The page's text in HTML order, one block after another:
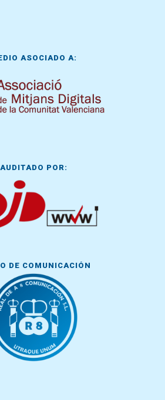
ASOCIADO A:
AUDITADO POR:
DE COMUNICACIÓN